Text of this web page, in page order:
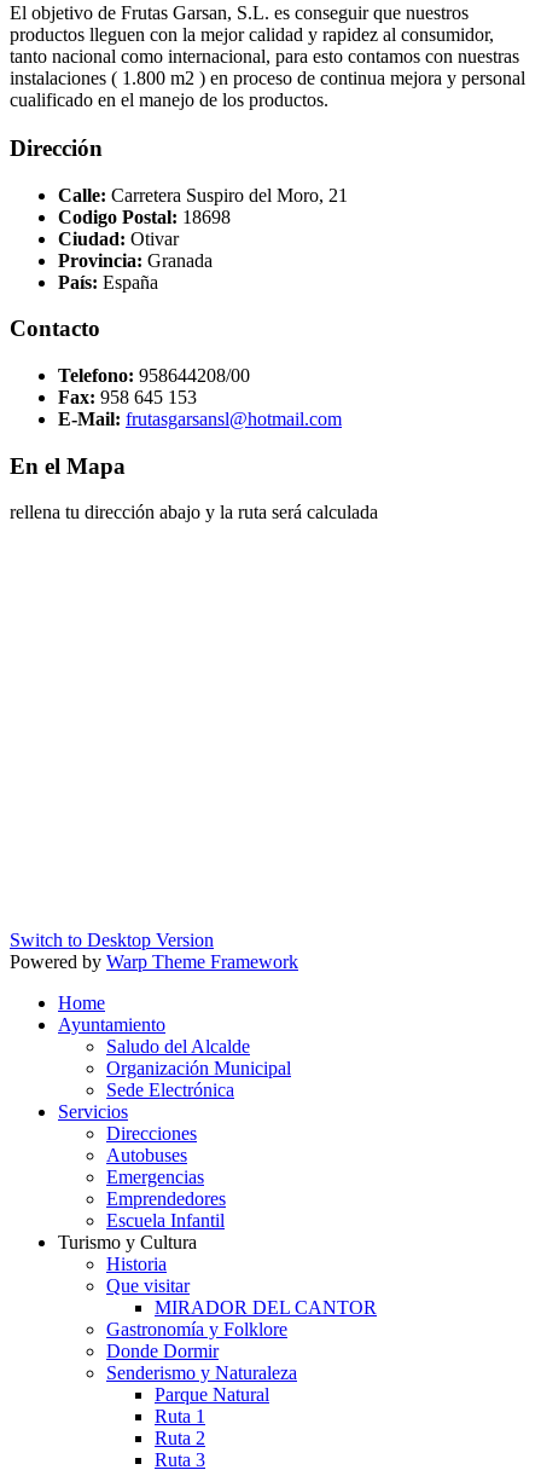
El objetivo de Frutas Garsan, S.L. es conseguir que nuestros
productos lleguen con la mejor calidad y rapidez al consumidor,
tanto nacional como internacional, para esto contamos con nuestras
instalaciones ( 1.800 m2 ) en proceso de continua mejora y personal
cualificado en el manejo de los productos.
Dirección
Calle: Carretera Suspiro del Moro, 21
Codigo Postal: 18698
Ciudad: Otivar
Provincia: Granada
País: España
Contacto
Telefono: 958644208/00
Fax: 958 645 153
E-Mail: frutasgarsansl@hotmail.com
En el Mapa
rellena tu dirección abajo y la ruta será calculada
Switch to Desktop Version
Powered by Warp Theme Framework
Home
Ayuntamiento
Saludo del Alcalde
Organización Municipal
Sede Electrónica
Servicios
Direcciones
Autobuses
Emergencias
Emprendedores
Escuela Infantil
Turismo y Cultura
Historia
Que visitar
MIRADOR DEL CANTOR
Gastronomía y Folklore
Donde Dormir
Senderismo y Naturaleza
Parque Natural
Ruta 1
Ruta 2
Ruta 3